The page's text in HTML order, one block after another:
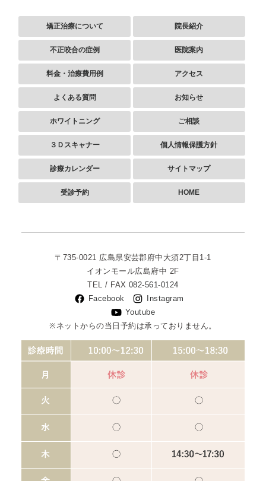
矯正治療について
不正咬合の症例
料金・治療費用例
よくある質問
ホワイトニング
３Ｄスキャナー
診療カレンダー
受診予約
院長紹介
医院案内
アクセス
お知らせ
ご相談
個人情報保護方針
サイトマップ
HOME
〒735-0021 広島県安芸郡府中大須2丁目1-1
イオンモール広島府中 2F
TEL / FAX082-561-0124
Facebook
Instagram
Youtube
※ネットからの当日予約は承っておりません。